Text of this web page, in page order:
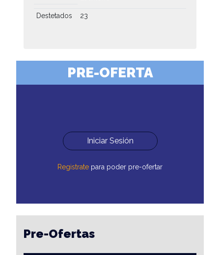
Destetados 23
PRE-OFERTA
Iniciar Sesión
Registrate para poder pre-ofertar
Pre-Ofertas